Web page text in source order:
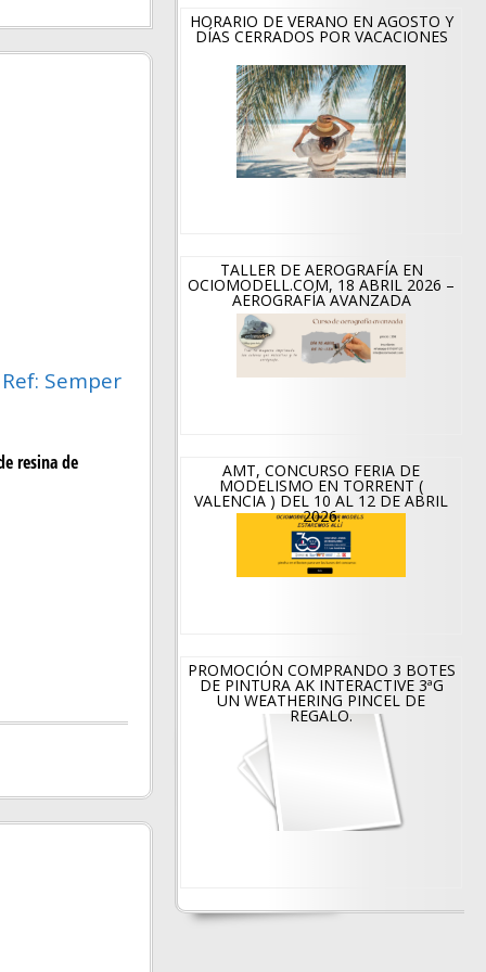
Semper
resina de
HORARIO DE VERANO EN AGOSTO Y
DÍAS CERRADOS POR VACACIONES
TALLER DE AEROGRAFÍA EN
OCIOMODELL.COM, 18 ABRIL 2026 –
AEROGRAFÍA AVANZADA
AMT, CONCURSO FERIA DE
MODELISMO EN TORRENT (
VALENCIA ) DEL 10 AL 12 DE ABRIL
2026.
PROMOCIÓN COMPRANDO 3 BOTES
DE PINTURA AK INTERACTIVE 3ªG
UN WEATHERING PINCEL DE
REGALO.